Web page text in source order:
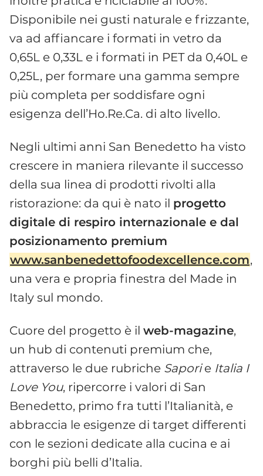
Disponibile nei gusti naturale e frizzante,
va ad affiancare i formati in vetro da
0,65L e 0,33L e i formati in PET da 0,40L e
0,25L, per formare una gamma sempre
più completa per soddisfare ogni
esigenza dell’Ho.Re.Ca. di alto livello.
Negli ultimi anni San Benedetto ha visto
crescere in maniera rilevante il successo
della sua linea di prodotti rivolti alla
ristorazione: da qui è nato il progetto
digitale di respiro internazionale e dal
posizionamento premium
www.sanbenedettofoodexcellence.com,
una vera e propria finestra del Made in
Italy sul mondo.
Cuore del progetto è il web-magazine,
un hub di contenuti premium che,
attraverso le due rubriche Saporie Italia I
Love You, ripercorre i valori di San
Benedetto, primo fra tutti l’Italianità, e
abbraccia le esigenze di target differenti
con le sezioni dedicate alla cucina e ai
borghi più belli d’Italia.